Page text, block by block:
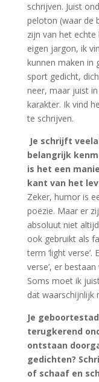
schrijven. Juist
peloton (waar de
zijn van het
eigen jargon, ik
kunnen maken in
sport gedicht,
neer, maar juist
karakter. Ik vind
te schrijven.
Je schrijft
belangrijk
is het een
kant van het
Zeker, humor is
poëzie. Maar er
absoluut niet
ook gebruikt als
term ‘light
verse’, er
Soms moet ik
dat waarschijnlijk
Je
terugkerend
ontstaan
gedichten?
of schaaf en